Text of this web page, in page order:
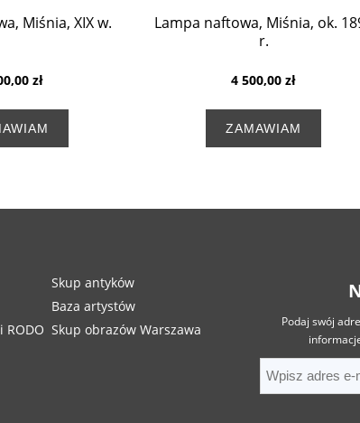
Miśnia, XIX w.
zł
Lampa naftowa, Miśnia, ok.
r.
4 500,00 zł
ZAMAWIAM
RODO
Skup antyków
Baza artystów
Skup obrazów Warszawa
Podaj swój